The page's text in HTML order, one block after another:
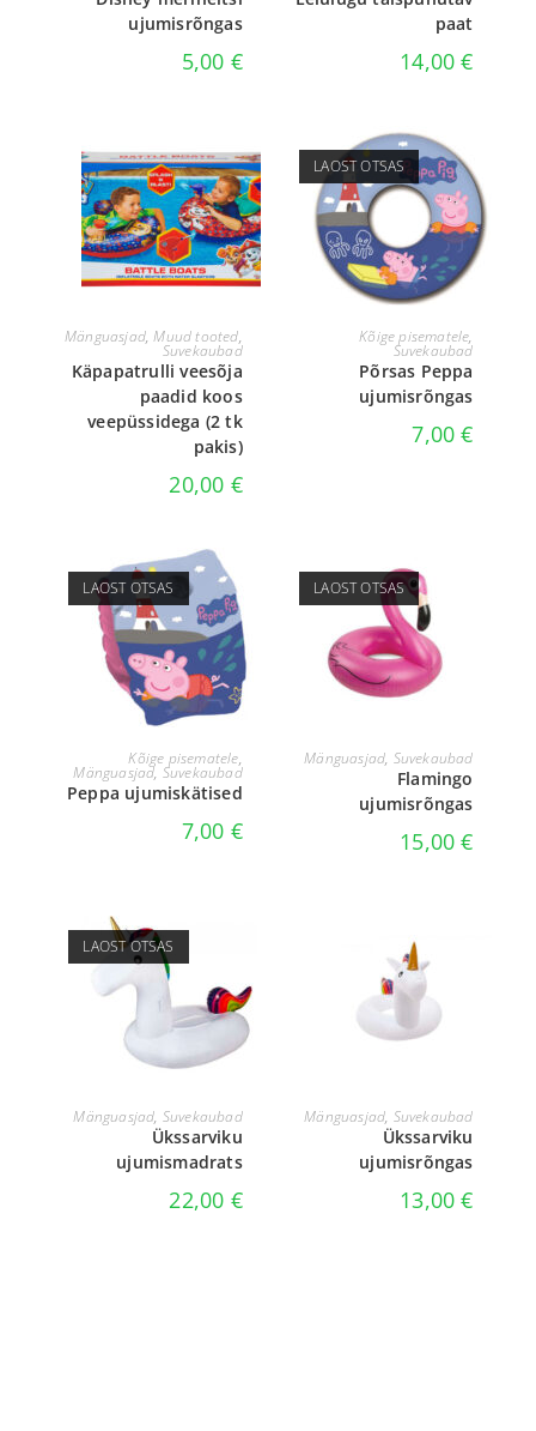
ujumisrõngas
5,00 €
paat
14,00€
LISA KORVI
Mänguasjad,Muud tooted,
Suvekaubad
Käpapatrulli veesõja
paadid koos
veepüssidega (2 tk
pakis)
20,00 €
LAOST OTSAS
LOE EDASI
Kõige pisematele,
Suvekaubad
Põrsas Peppa
ujumisrõngas
7,00€
LAOST OTSAS
LOE EDASI
Kõige pisematele,
Mänguasjad, Suvekaubad
Peppa ujumiskätised
7,00 €
LAOST OTSAS
LOE EDASI
Mänguasjad, Suvekaubad
Flamingo
ujumisrõngas
15,00€
LAOST OTSAS
LOE EDASI
Mänguasjad, Suvekaubad
Ükssarviku
ujumismadrats
22,00 €
LISA KORVI
Mänguasjad, Suvekaubad
Ükssarviku
ujumisrõngas
13,00€